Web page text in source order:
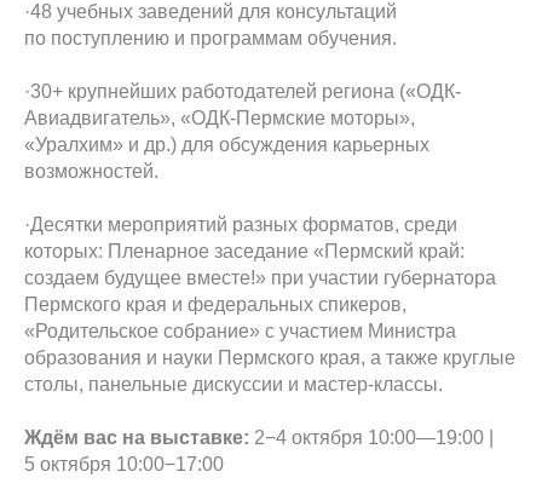
·48 учебных заведений для консультаций
по поступлению и программам обучения.
·30+ крупнейших работодателей региона («ОДК-
Авиадвигатель», «ОДК-Пермские моторы»,
«Уралхим» и др.) для обсуждения карьерных
возможностей.
·Десятки мероприятий разных форматов, среди
которых: Пленарное заседание «Пермский край:
создаем будущее вместе!» при участии губернатора
Пермского края и федеральных спикеров,
«Родительское собрание» с участием Министра
образования и науки Пермского края, а также круглые
столы, панельные дискуссии и мастер-классы.
Ждём вас на выставке: 2−4 октября 10:00—19:00 |
5 октября 10:00−17:00